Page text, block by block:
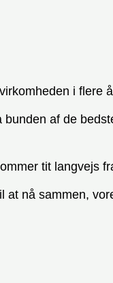
i flere
af de
tit langvejs
at nå sammen,